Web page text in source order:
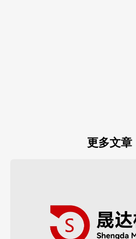
更多文章